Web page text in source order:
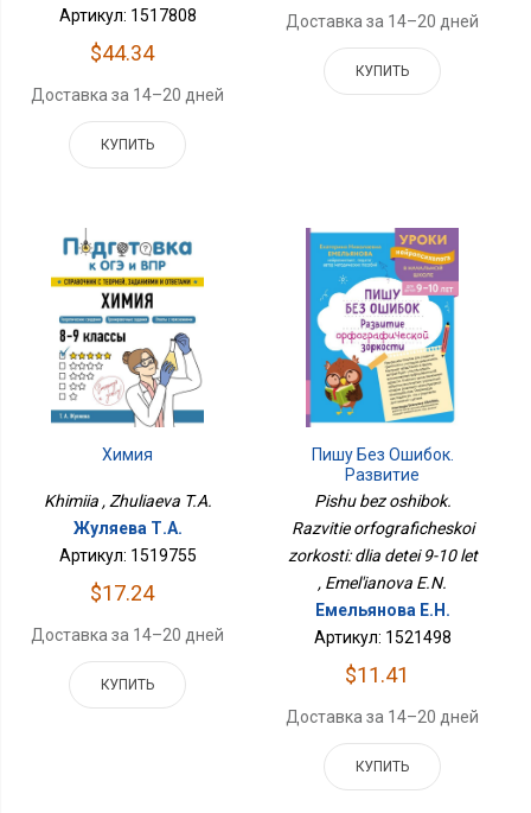
Артикул: 1517808
$44.34
Доставка за 14–20 дней
КУПИТЬ
Доставка за 14–20 дней
КУПИТЬ
Химия
Khimiia , Zhuliaeva T.A.
Жуляева Т.А.
Артикул: 1519755
$17.24
Доставка за 14–20 дней
КУПИТЬ
Пишу Без Ошибок.
Развитие
Орфографической
10 Лет
Pishu bez oshibok.
Razvitie orfograficheskoi
zorkosti: dlia detei 9-10 let
, Emel'ianova E.N.
Емельянова Е.Н.
Артикул: 1521498
$11.41
Доставка за 14–20 дней
КУПИТЬ